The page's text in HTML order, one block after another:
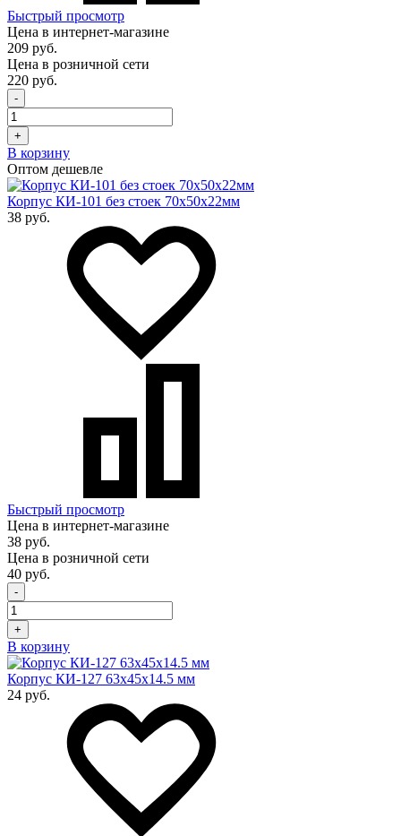
Быстрый просмотр
Цена в интернет-магазине
209 руб.
Цена в розничной сети
220 руб.
-
+
В корзину
Оптом дешевле
Корпус КИ-101 без стоек 70х50х22мм
38 руб.
Быстрый просмотр
Цена в интернет-магазине
38 руб.
Цена в розничной сети
40 руб.
-
+
В корзину
Корпус КИ-127 63х45х14.5 мм
24 руб.